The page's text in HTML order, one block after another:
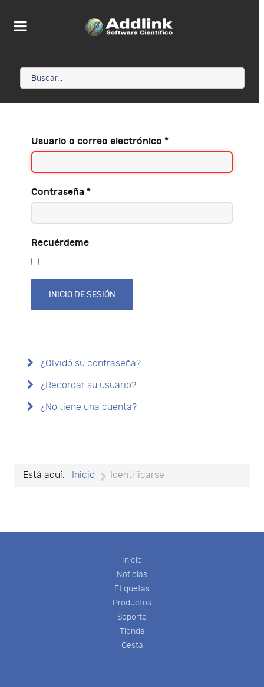
Usuario o correo electrónico *
Contraseña *
Recuérdeme
INICIO DE SESIÓN
¿Olvidó su contraseña?
¿Recordar su usuario?
¿No tiene una cuenta?
Está aquí: Inicio Identificarse
Inicio
Noticias
Etiquetas
Productos
Soporte
Tienda
Cesta